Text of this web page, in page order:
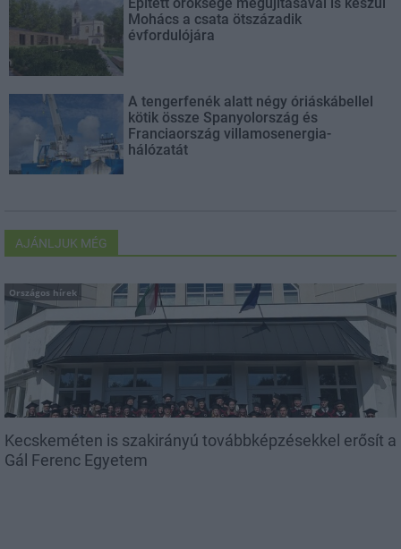
Mohács a csata ötszázadik
évfordulójára
A tengerfenék alatt négy óriáskábellel
kötik össze Spanyolország és
Franciaország villamosenergia-
hálózatát
AJÁNLJUK MÉG
Országos hírek
Kecskeméten is szakirányú továbbképzésekkel erősít a
Gál Ferenc Egyetem